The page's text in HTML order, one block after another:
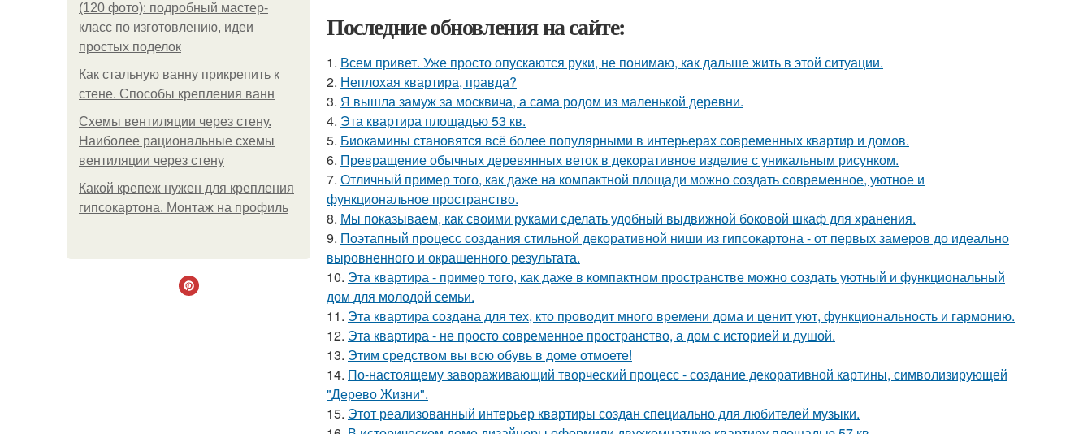
(120 фото): подробный мастер-
класс по изготовлению, идеи
простых поделок
Как стальную ванну прикрепить к
стене. Способы крепления ванн
Схемы вентиляции через стену.
Наиболее рациональные схемы
вентиляции через стену
Какой крепеж нужен для крепления
гипсокартона. Монтаж на профиль
Последние обновления на сайте:
1. Всем привет. Уже просто опускаются руки, не понимаю, как дальше жить в этой ситуации.
2. Неплохая квартира, правда?
3. Я вышла замуж за москвича, а сама родом из маленькой деревни.
4. Эта квартира площадью 53 кв.
5. Биокамины становятся всё более популярными в интерьерах современных квартир и домов.
6. Превращение обычных деревянных веток в декоративное изделие с уникальным рисунком.
7. Отличный пример того, как даже на компактной площади можно создать современное, уютное и
функциональное пространство.
8. Мы показываем, как своими руками сделать удобный выдвижной боковой шкаф для хранения.
9. Поэтапный процесс создания стильной декоративной ниши из гипсокартона - от первых замеров до идеально
выровненного и окрашенного результата.
10. Эта квартира - пример того, как даже в компактном пространстве можно создать уютный и функциональный
дом для молодой семьи.
11. Эта квартира создана для тех, кто проводит много времени дома и ценит уют, функциональность и гармонию.
12. Эта квартира - не просто современное пространство, а дом с историей и душой.
13. Этим средством вы всю обувь в доме отмоете!
14. По-настоящему завораживающий творческий процесс - создание декоративной картины, символизирующей
"Дерево Жизни".
15. Этот реализованный интерьер квартиры создан специально для любителей музыки.